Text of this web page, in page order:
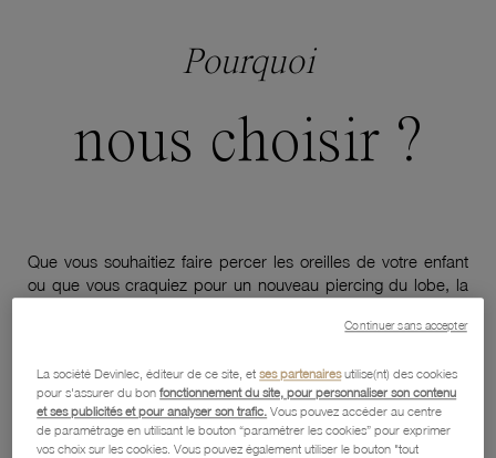
Pourquoi
nous choisir ?
Que vous souhaitiez faire percer les oreilles de votre enfant
ou que vous craquiez pour un nouveau piercing du lobe, la
fiables. Toutes les équipes du Manège à Bijoux sont formées
sanitaires. Découvrez en quoi nous nous démarquons de la
concurrence et pourquoi vous pouvez faire confiance aux
boutiques du Manège à Bijoux pour votre perçage d’oreilles
et le choix de vos boucles !
La société Devinlec, éditeur de ce site, etses partenairesutilise(nt) des cookies
pour s'assurer du bonfonctionnement du site, pour personnaliser son contenu
et ses publicités et pour analyser son trafic. Vous pouvez accéder au centre
de paramétrage en utilisant le bouton “paramétrer les cookies” pour exprimer
vos choix sur les cookies. Vous pouvez également utiliser le bouton "tout
Continuer sans accepter